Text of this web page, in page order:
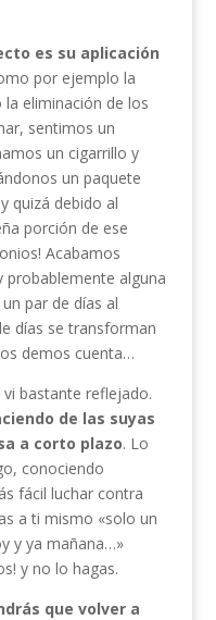
es su aplicación
por ejemplo la
la eliminación de los
sentimos un
un cigarrillo y
un paquete
quizá debido al
porción de ese
Acabamos
alguna
par de días al
días se transforman
demos cuenta…
bastante reflejado.
de las suyas
a corto plazo. Lo
conociendo
fácil luchar contra
a ti mismo «solo un
y ya mañana…»
y no lo hagas.
que volver a